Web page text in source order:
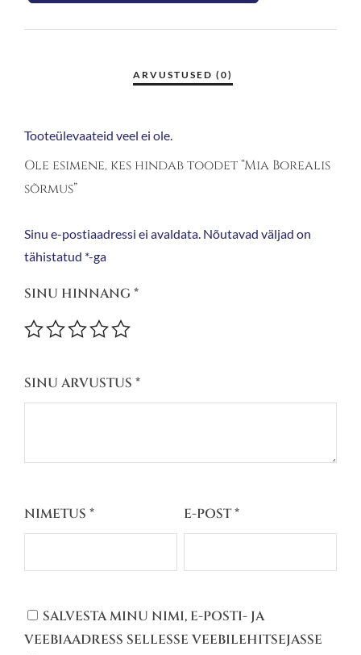
Tooteülevaateid veel ei ole.
Ole esimene, kes hindab toodet “Mia Borealis
sõrmus”
Sinu e-postiaadressi ei avaldata. Nõutavad väljad on
tähistatud *-ga
SINU HINNANG*
SINU ARVUSTUS *
NIMETUS * E-POST*
SALVESTA MINU NIMI, E-POSTI- JA
VEEBIAADRESS SELLESSE VEEBILEHITSEJASSE